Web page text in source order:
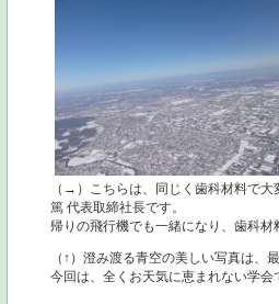
（→）こちらは、同じく歯科材料で大
篤 代表取締社長です。
帰りの飛行機でも一緒になり、歯科
（↑）澄み渡る青空の美しい写真は、
今回は、全くお天気に恵まれない学会